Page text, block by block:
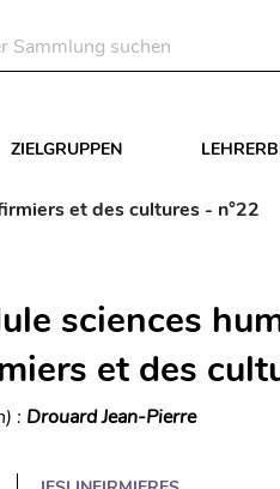
ZIELGRUPPEN
et des cultures - n°22
sciences
et des
: Drouard Jean-Pierre